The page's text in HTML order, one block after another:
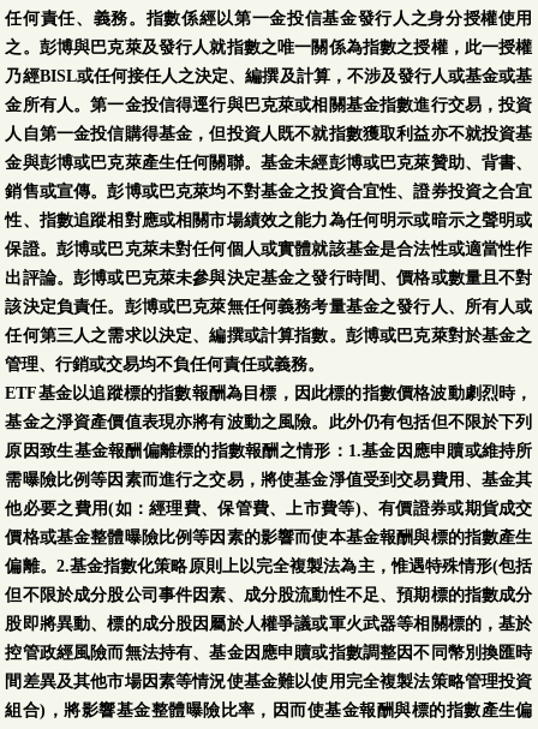
任何責任、義務。指數係經以第一金投信基金發行人之身分授權使用
之。彭博與巴克萊及發行人就指數之唯一關係為指數之授權，此一授權
乃經BISL或任何接任人之決定、編撰及計算，不涉及發行人或基金或基
金所有人。第一金投信得逕行與巴克萊或相關基金指數進行交易，投資
人自第一金投信購得基金，但投資人既不就指數獲取利益亦不就投資基
金與彭博或巴克萊產生任何關聯。基金未經彭博或巴克萊贊助、背書、
銷售或宣傳。彭博或巴克萊均不對基金之投資合宜性、證券投資之合宜
性、指數追蹤相對應或相關市場績效之能力為任何明示或暗示之聲明或
保證。彭博或巴克萊未對任何個人或實體就該基金是合法性或適當性作
出評論。彭博或巴克萊未參與決定基金之發行時間、價格或數量且不對
該決定負責任。彭博或巴克萊無任何義務考量基金之發行人、所有人或
任何第三人之需求以決定、編撰或計算指數。彭博或巴克萊對於基金之
管理、行銷或交易均不負任何責任或義務。
ETF基金以追蹤標的指數報酬為目標，因此標的指數價格波動劇烈時，
基金之淨資產價值表現亦將有波動之風險。此外仍有包括但不限於下列
原因致生基金報酬偏離標的指數報酬之情形：1.基金因應申贖或維持所
需曝險比例等因素而進行之交易，將使基金淨值受到交易費用、基金其
他必要之費用(如：經理費、保管費、上市費等)、有價證券或期貨成交
價格或基金整體曝險比例等因素的影響而使本基金報酬與標的指數產生
偏離。2.基金指數化策略原則上以完全複製法為主，惟遇特殊情形(包括
但不限於成分股公司事件因素、成分股流動性不足、預期標的指數成分
股即將異動、標的成分股因屬於人權爭議或軍火武器等相關標的，基於
控管政經風險而無法持有、基金因應申贖或指數調整因不同幣別換匯時
間差異及其他市場因素等情況使基金難以使用完全複製法策略管理投資
組合)，將影響基金整體曝險比率，因而使基金報酬與標的指數產生偏